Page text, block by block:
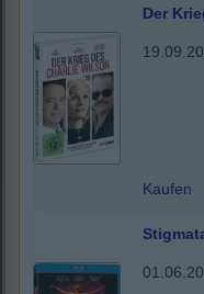
Der
Kaufen